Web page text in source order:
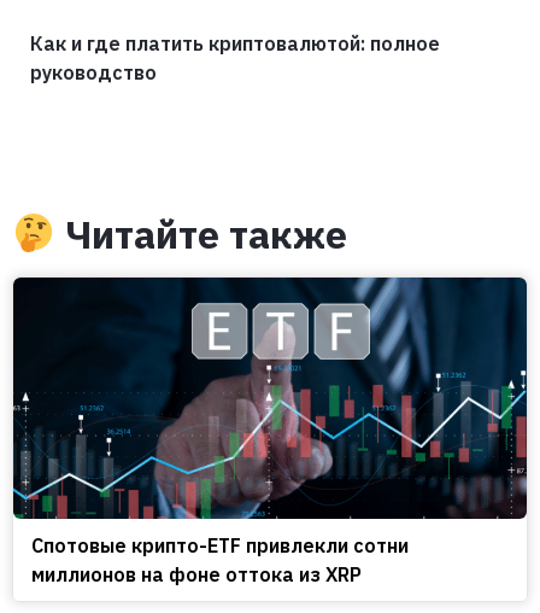
Как и где платить криптовалютой: полное
руководство
Читайте также
Спотовые крипто-ETF привлекли сотни
миллионов на фоне оттока из XRP